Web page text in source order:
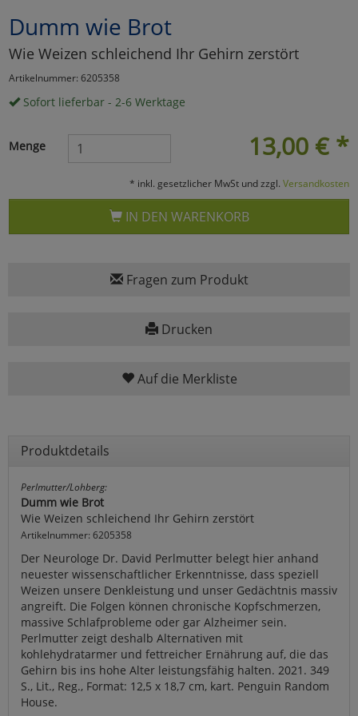
Dumm wie Brot
Wie Weizen schleichend Ihr Gehirn zerstört
Artikelnummer: 6205358
Sofort lieferbar - 2-6 Werktage
13,00 € *
Menge
* inkl. gesetzlicher MwSt und zzgl. Versandkosten
IN DEN WARENKORB
Fragen zum Produkt
Drucken
Auf die Merkliste
Produktdetails
Perlmutter/Lohberg:
Dumm wie Brot
Wie Weizen schleichend Ihr Gehirn zerstört
Artikelnummer: 6205358
Der Neurologe Dr. David Perlmutter belegt hier anhand
neuester wissenschaftlicher Erkenntnisse, dass speziell
Weizen unsere Denkleistung und unser Gedächtnis massiv
angreift. Die Folgen können chronische Kopfschmerzen,
massive Schlafprobleme oder gar Alzheimer sein.
Perlmutter zeigt deshalb Alternativen mit
kohlehydratarmer und fettreicher Ernährung auf, die das
Gehirn bis ins hohe Alter leistungsfähig halten. 2021. 349
S., Lit., Reg., Format: 12,5 x 18,7 cm, kart. Penguin Random
House.
Marketing
Umfragetools
Cookies
Alle Akzeptieren
Cookies
zurückzu Haupptseite